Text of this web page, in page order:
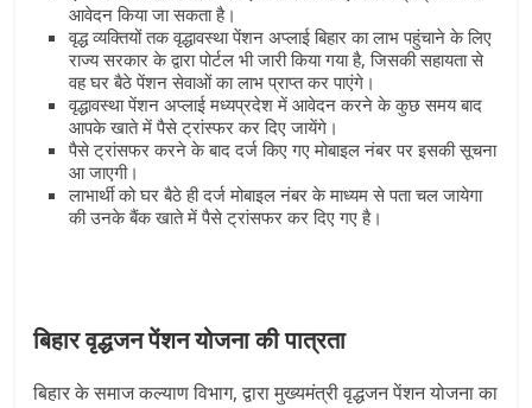
आवेदन किया जा सकता है।
वृद्ध व्यक्तियों तक वृद्धावस्था पेंशन अप्लाईबिहारका लाभ पहुंचाने के लिए
राज्य सरकार के द्वारा पोर्टल भी जारी किया गया है, जिसकी सहायता से
वह घर बैठे पेंशन सेवाओं का लाभ प्राप्त कर पाएंगे।
वृद्धावस्था पेंशन अप्लाई मध्यप्रदेश में आवेदन करने के कुछ समय बाद
आपके खाते में पैसे ट्रांस्फर कर दिए जायेंगे।
पैसे ट्रांसफर करने के बाद दर्ज किए गए मोबाइल नंबर पर इसकी सूचना
आ जाएगी।
लाभार्थी को घर बैठे ही दर्ज मोबाइल नंबर के माध्यम से पता चल जायेगा
की उनके बैंक खाते में पैसे ट्रांसफर कर दिए गए है।
बिहार वृद्धजन पेंशन योजना की पात्रता
बिहार के समाज कल्याण विभाग, द्वारा मुख्यमंत्री वृद्धजन पेंशन योजना का